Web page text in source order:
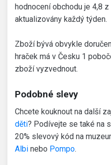
hodnocení obchodu je 4,8
aktualizovány každý týden.
Zboží bývá obvykle
hraček má v Česku 1
zboží vyzvednout.
Podobné slevy
Chcete kouknout na další
děti? Podívejte se také na
20% slevový kód na
Albi nebo Pompo.